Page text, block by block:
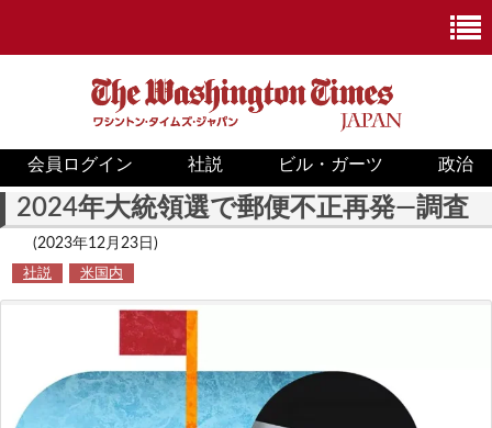
ニュース
政治
COVID-19
米国内
会員ログイン 社説 ビル・ガーツ 政治
2024年大統領選で郵便不正再発―調査
(2023年12月23日)
社説 米国内